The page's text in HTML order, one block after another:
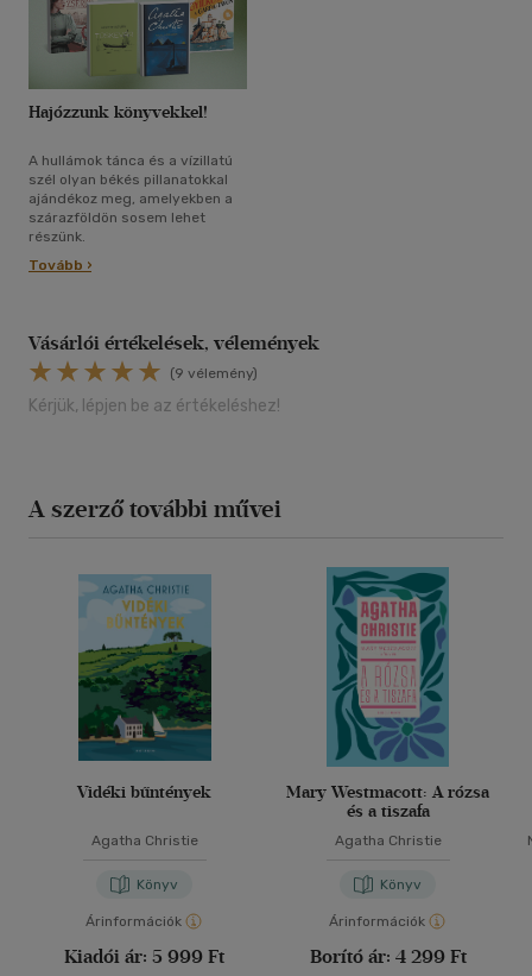
Hajózzunk könyvekkel!
A hullámok tánca és a vízillatú
szél olyan békés pillanatokkal
ajándékoz meg, amelyekben a
szárazföldön sosem lehet
részünk.
Tovább ›
Vásárlói értékelések, vélemények
(9 vélemény)
Kérjük, lépjen be az értékeléshez!
A szerző további művei
Vidéki bűntények
Agatha Christie
Könyv
Árinformációk
Kiadói ár: 5 999 Ft
Mary Westmacott: A rózsa
és a tiszafa
Agatha Christie
Könyv
Árinformációk
Borító ár: 4 299 Ft